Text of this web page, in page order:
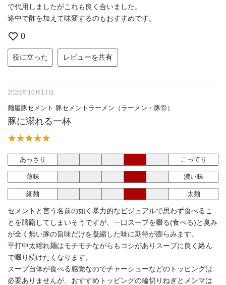
で代用しましたがこれも良く合いました。
途中で酢を加えて味変するのもおすすめです。
0
役に立った レビューを共有
2025年10月13日
麺屋豚セメント 豚セメントラーメン（ラーメン・豚骨）
豚に溺れる一杯
あっさり こってり
薄味 濃い味
細麺 太麺
セメントと言う名前の如く暴力的なビジュアルで思わず食べるこ
とを躊躇してしまいそうですが、一口スープを啜る(食べる)と臭み
が全く無い豚の旨味だけを凝縮した味に期待が膨らみます。
平打中太縮れ麺はモチモチながらもコシがありスープに良く絡ん
で啜り続けたくなります。
スープ自体が食べる感覚なのでチャーシューなどのトッピングは
必要ありませんが、おすすめトッピングの輪切りねぎとメンマは